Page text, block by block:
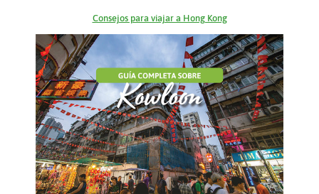
Consejos para viajar a Hong Kong